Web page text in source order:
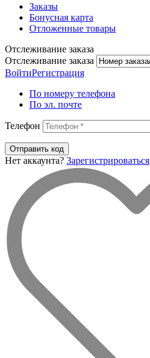
Заказы
Бонусная карта
Отложенные товары
Отслеживание заказа
Отслеживание заказа
ВойтиРегистрация
По номеру телефона
По эл. почте
Телефон
Отправить код
Нет аккаунта? Зарегистрироваться